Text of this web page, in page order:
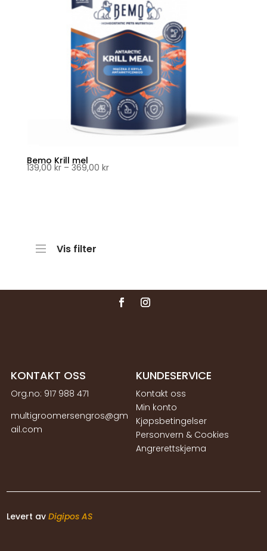
Bemo Krill mel
139,00 kr – 369,00 krPrisområde:
Vis filter
KONTAKT OSS
Org.no: 917 988 471
multigroomersengros@gm
ail.com
KUNDESERVICE
Kontakt oss
Min konto
Kjøpsbetingelser
Personvern & Cookies
Angrerettskjema
Levert avDigipos AS